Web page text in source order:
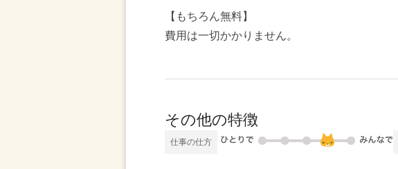
【もちろん無料】
費用は一切かかりません。
その他の特徴
仕事の仕方